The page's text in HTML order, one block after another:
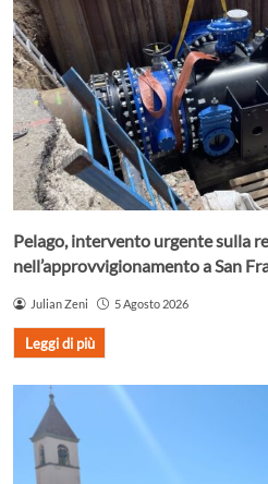
Pelago, intervento urgente sulla
nell’approvvigionamento a San
Julian Zeni 5 Agosto 2026
Leggi di più